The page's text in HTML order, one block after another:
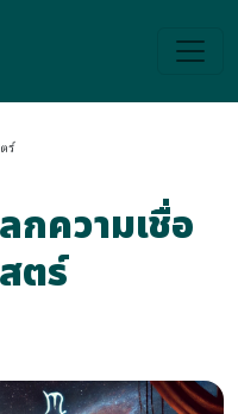
ร์
กความเชื่อ
ตร์